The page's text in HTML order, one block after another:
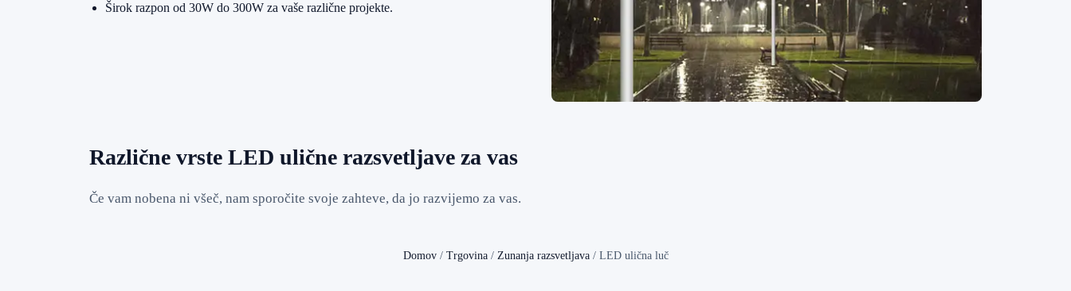
Širok razpon od 30W do 300W za vaše različne projekte.
Različne vrste LED ulične razsvetljave za vas
Če vam nobena ni všeč, nam sporočite svoje zahteve, da jo razvijemo za vas.
Domov/ Trgovina/ Zunanja razsvetljava/ LED ulična luč